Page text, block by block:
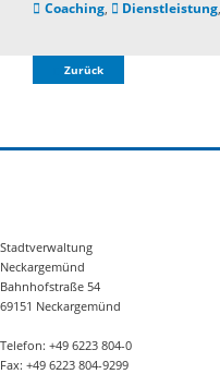
Coaching, Dienstleistung,
Zurück
Stadtverwaltung
Neckargemünd
Bahnhofstraße 54
69151 Neckargemünd
Telefon: +49 6223 804-0
Fax: +49 6223 804-9299